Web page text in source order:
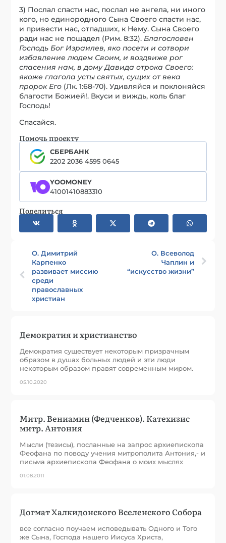
3) Послал спасти нас, послал не ангела, ни иного
кого, но единородного Сына Своего спасти нас,
и привести нас, отпадших, к Нему. Сына Своего
ради нас не пощадел (Рим. 8:32). Благословен
Господь Бог Израилев, яко посети и сотвори
избавление людем Своим, и воздвиже рог
спасения нам, в дому Давида отрока Своего:
якоже глагола усты святых, сущих от века
пророк Его (Лк. 1:68-70). Удивляйся и поклоняйся
благости Божией!. Вкуси и виждь, коль благ
Господь!
Спасайся.
Помочь проекту
СБЕРБАНК
2202 2036 4595 0645
YOOMONEY
41001410883310
Поделиться
О. Димитрий
Карпенко
развивает миссию
среди
православных
христиан
О. Всеволод
Чаплин и
“искусство жизни”
Демократия и христианство
Демократия существует некоторым призрачным
образом в душах больных людей и эти люди
некоторым образом правят современным миром.
05.10.2020
Митр. Вениамин (Федченков). Катехизис
митр. Антония
Мысли (тезисы), посланные на запрос архиепископа
Феофана по поводу учения митрополита Антония,- и
письма архиепископа Феофана о моих мыслях
01.08.2011
Догмат Халкидонского Вселенского Собора
все согласно поучаем исповедывать Одного и Того
же Сына, Господа нашего Иисуса Христа,